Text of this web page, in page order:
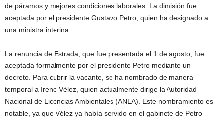
de páramos y mejores condiciones laborales. La dimisión fue
aceptada por el presidente Gustavo Petro, quien ha designado a
una ministra interina.
La renuncia de Estrada, que fue presentada el 1 de agosto, fue
aceptada formalmente por el presidente Petro mediante un
decreto. Para cubrir la vacante, se ha nombrado de manera
temporal a Irene Vélez, quien actualmente dirige la Autoridad
Nacional de Licencias Ambientales (ANLA). Este nombramiento es
notable, ya que Vélez ya había servido en el gabinete de Petro